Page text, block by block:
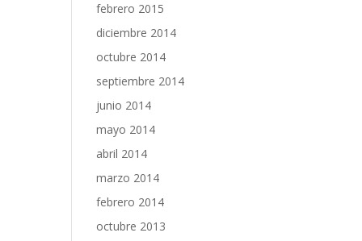
febrero 2015
diciembre 2014
octubre 2014
septiembre 2014
junio 2014
mayo 2014
abril 2014
marzo 2014
febrero 2014
octubre 2013